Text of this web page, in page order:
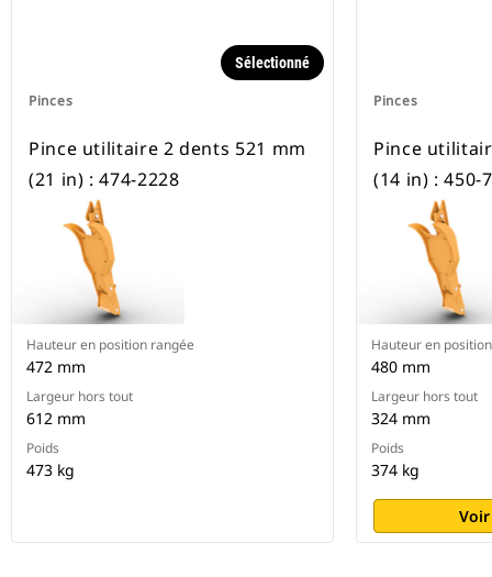
Pinces
Sélectionné
Pince utilitaire 2 dents 521 mm
(21 in) : 474-2228
Hauteur en position rangée
472 mm
Largeur hors tout
612 mm
Poids
473 kg
Pinces
Pince
(14 in) : 450-
Hauteur en
480 mm
Largeur hors tout
324 mm
Poids
374 kg